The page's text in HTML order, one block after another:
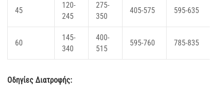
45
120-
245
275-
350
405-575 595-635
60
145-
340
400-
515
595-760 785-835
Οδηγίες Διατροφής: